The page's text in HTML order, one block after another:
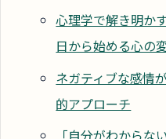
心理学で解き明か
日から始める心の
ネガティブな感情
的アプローチ
「自分がわからな